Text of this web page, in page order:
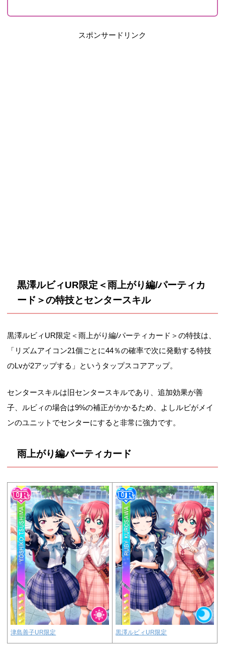
スポンサードリンク
黒澤ルビィUR限定＜雨上がり編/パーティカ
ード＞の特技とセンタースキル
黒澤ルビィUR限定＜雨上がり編/パーティカード＞の特技は、
「リズムアイコン21個ごとに44％の確率で次に発動する特技
のLvが2アップする」というタップスコアアップ。
センタースキルは旧センタースキルであり、追加効果が善
子、ルビィの場合は9%の補正がかかるため、よしルビがメイ
ンのユニットでセンターにすると非常に強力です。
雨上がり編パーティカード
津島善子UR限定 黒澤ルビィUR限定